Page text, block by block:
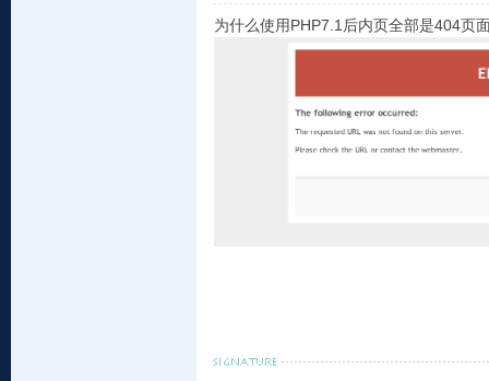
为什么使用PHP7.1后内页全部是404页